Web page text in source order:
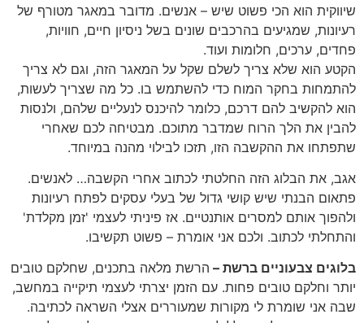
שיווקית הוא הכי פשוט שיש – אנשים. מדובר במאגר מטורף של
רעיונות, שמגיעים בהרכבים שונים בשל ניסיון חיים, חוויות,
פחדים, ערכים, חלומות ועוד.
הקטע הוא שלא צריך לשלם שקל על המאגר הזה, וגם לא צריך
להתמחות בחקר המוח כדי להשתמש בו. כל מה שצריך לעשות,
הוא להקשיב להם דרכם, כלומר להיכנס לנעליים שלהם, ולנסות
להבין את הלך הרוח שמדבר מתוכם. מבטיחה לכם שאחרי
שתפתחו את ההקשבה הזו, תזכו לבילוי מהנה במיוחד.
אגב, את הבלוג הזה החלטתי לכתוב אחרי הקשבה… לאנשים.
פתאום הבנתי שיש קושי גדול של בעלי עסקים לפתח רעיונות
ולהפוך אותם למסרים אותנטיים. אז פיניתי לעצמי 'זמן מקלדת'
והתחלתי לכתוב. ולכם אני אומרת – פשוט תקשיבו.
בלוגים צבעוניים ברשת – הרשת מלאה בתכנים, שחלקם טובים
יותר וחלקם טובים פחות. עם הזמן יצרתי לעצמי תיקייה במחשב,
שבה אני שומרת לי מקורות שמעוררים אצלי השראה לכתיבה.